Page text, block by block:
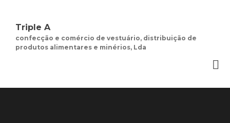
Moda Feminina
Triple A
confecção e comércio de vestuário, distribuição de
produtos alimentares e minérios, Lda